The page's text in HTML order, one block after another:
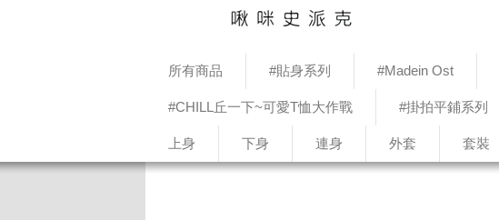
所有商品 #貼身系列 #Madein Ost
#CHILL丘一下~可愛T恤大作戰 #掛拍平鋪系列
上身 下身 連身 外套 套裝